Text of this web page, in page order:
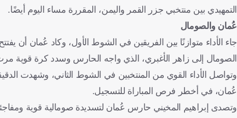
التمهيدي بين منتخبي جزر القمر واليمن، المقررة مساء اليوم أيضًا.
عُمان والصومال
الصومال إلى زاهر الأغبري، الذي واجه الحارس وسدد كرة قوية مرت
عُمان، في أخطر فرص المباراة للتسجيل.
وتصدى إبراهيم المخيني حارس عُمان لتسديدة صومالية قوية